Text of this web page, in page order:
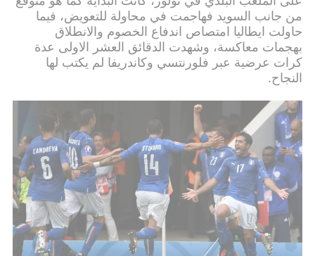
من جانب السويد فهاجمت في محاولة للتعويض، فيما
حاولت ايطاليا امتصاص اندفاع الخصوم والانطلاق
بهجمات معاكسة، وشهدت الدقائق العشر الاولى عدة
كرات عرضية عبر فلورنتسي وكاندريفا لم يكتب لها
النجاح.